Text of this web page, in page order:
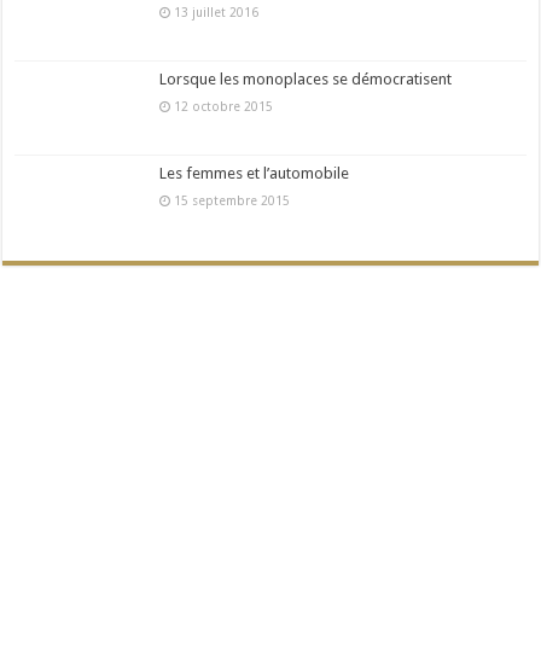
13 juillet 2016
Lorsque les monoplaces se démocratisent
12 octobre 2015
Les femmes et l’automobile
15 septembre 2015